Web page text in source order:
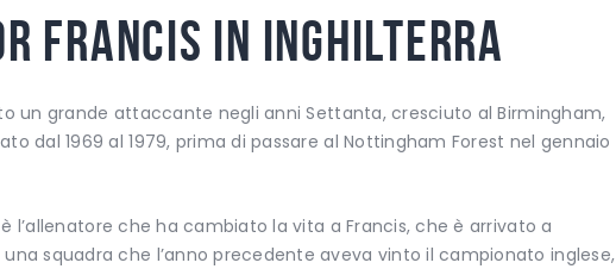
Francis in Inghilterra
un grande attaccante negli anni Settanta, cresciuto al Birmingham,
dal 1969 al 1979, prima di passare al Nottingham Forest nel gennaio
l’allenatore che ha cambiato la vita a Francis, che è arrivato a
squadra che l’anno precedente aveva vinto il campionato inglese,